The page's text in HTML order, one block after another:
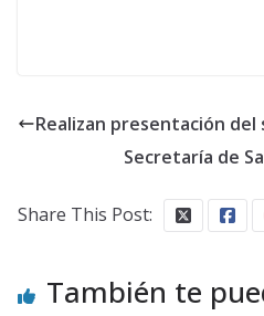
Realizan presentación
Secretaría de
Share This Post:
También te